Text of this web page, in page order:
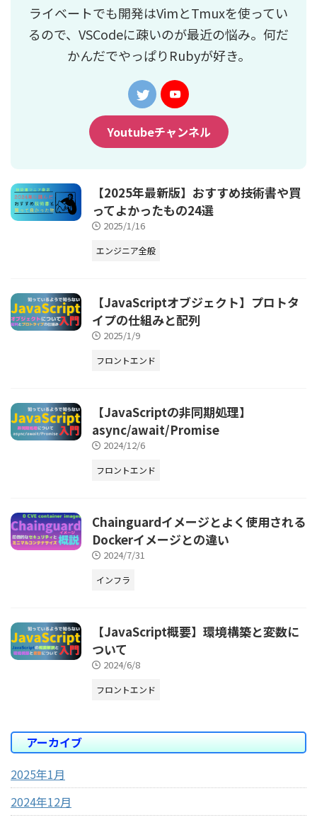
ライベートでも開発はVimとTmuxを使ってい
るので、VSCodeに疎いのが最近の悩み。何だ
かんだでやっぱりRubyが好き。
Youtubeチャンネル
【2025年最新版】おすすめ技術書や買
ってよかったもの24選
2025/1/16
エンジニア全般
【JavaScriptオブジェクト】プロトタ
イプの仕組みと配列
2025/1/9
フロントエンド
【JavaScriptの非同期処理】
async/await/Promise
2024/12/6
フロントエンド
Chainguardイメージとよく使用される
Dockerイメージとの違い
2024/7/31
インフラ
【JavaScript概要】環境構築と変数に
ついて
2024/6/8
フロントエンド
アーカイブ
2025年1月
2024年12月